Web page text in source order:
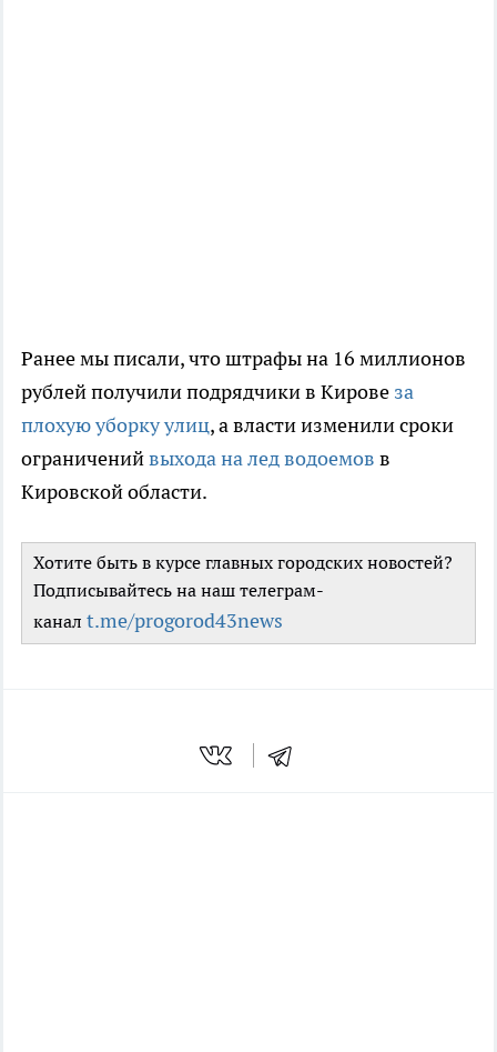
Ранее мы писали, что штрафы на 16 миллионов
рублей получили подрядчики в Кирове за
плохую уборку улиц, а власти изменили сроки
ограниченийвыхода на лед водоемов в
Кировской области.
Хотите быть в курсе главных городских новостей?
Подписывайтесь на наш телеграм-
канал t.me/progorod43news